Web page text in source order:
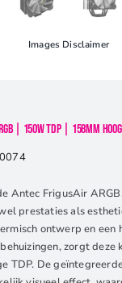
Images Disclaimer
| 150W TDP | 158mm
Antec FrigusAir
prestaties als
ontwerp en een
zorgt
TDP. De